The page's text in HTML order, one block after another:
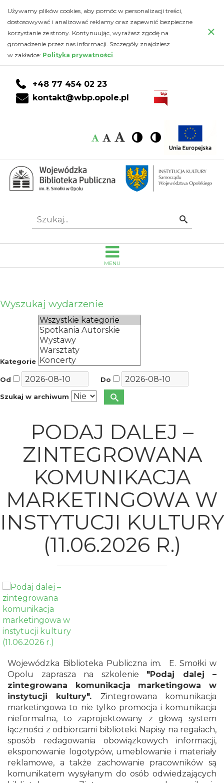
Podaj
dalej
–
zintegrowana
komunikacja
instytucji
kultury
(11.06.2026
r.)
Biblioteka
Publiczna
Emanuela
Smołki
Opolu
do
głównej
treści
DO
KONTA
CZYTELNIKA
DO
WYSZUKIWARKI
do
stopki
Używamy plików cookies, aby pomóc w personalizacji treści,
dostosowywać i analizować reklamy oraz zapewnić bezpieczne
korzystanie ze strony. Kontynuując, wyrażasz zgodę na
gromadzenie przez nas informacji. Szczegóły znajdziesz
w zakładce: Polityka prywatności.
×
+48 77 454 02 23
kontakt@wbp.opole.pl
Czcionka:
Czcionka
Czcionka
Czcionka
Wysoki
kontrast
Wysoki
kontrast
Idź
Szukaj...
MENU
Wyszukaj wydarzenie
Kategorie
Od Do
Szukaj w archiwum
PODAJ DALEJ –
ZINTEGROWANA
KOMUNIKACJA
MARKETINGOWA W
INSTYTUCJI KULTURY
(11.06.2026 R.)
Wojewódzka Biblioteka Publiczna im. E. Smołki w
Opolu zaprasza na szkolenie "Podaj dalej –
zintegrowana komunikacja marketingowa w
instytucji kultury". Zintegrowana komunikacja
marketingowa to nie tylko promocja i komunikacja
nieformalna, to zaprojektowany z głową system
łączności z odbiorcami biblioteki. Napisy na regałach,
sposób redagowania obowiązkowych informacji,
eksponowanie logotypów, umeblowanie i materiały
reklamowe, a także zachowanie pracowników są
komunikatem wysyłanym do osób odwiedzających